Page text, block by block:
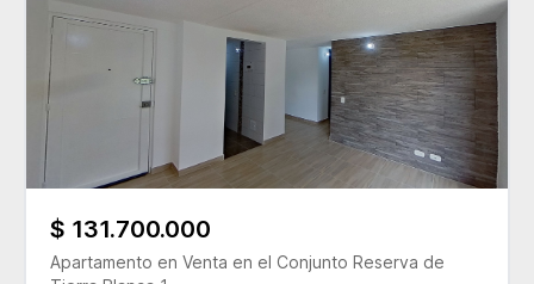
$ 131.700.000
Apartamento en Venta en el Conjunto Reserva de